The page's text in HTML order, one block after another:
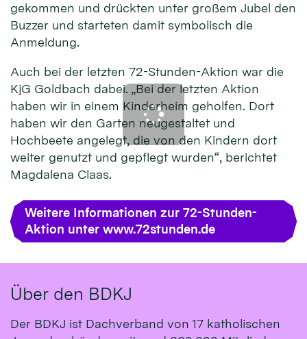
gekommen und drückten unter großem Jubel den
Buzzer und starteten damit symbolisch die
Anmeldung.
Auch bei der letzten 72-Stunden-Aktion war die
KjG Goldbach dabei. „Bei der letzten Aktion
haben wir in einem Kinderheim geholfen. Dort
haben wir den Garten neugestaltet und
Hochbeete angelegt, die von den Kindern dort
weiter genutzt und gepflegt wurden“, berichtet
Magdalena Claas.
Weitere Informationen zur 72-Stunden-
Aktion unter www.72stunden.de
Über den BDKJ
Der BDKJ ist Dachverband von 17 katholischen